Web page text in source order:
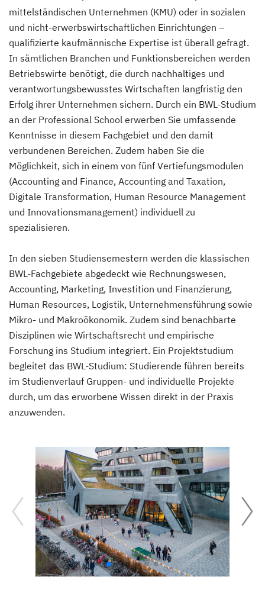
mittelständischen Unternehmen (KMU) oder in sozialen
und nicht-erwerbswirtschaftlichen Einrichtungen –
qualifizierte kaufmännische Expertise ist überall gefragt.
In sämtlichen Branchen und Funktionsbereichen werden
Betriebswirte benötigt, die durch nachhaltiges und
verantwortungsbewusstes Wirtschaften langfristig den
Erfolg ihrer Unternehmen sichern. Durch ein BWL-Studium
an der Professional School erwerben Sie umfassende
Kenntnisse in diesem Fachgebiet und den damit
verbundenen Bereichen. Zudem haben Sie die
Möglichkeit, sich in einem von fünf Vertiefungsmodulen
(Accounting and Finance, Accounting and Taxation,
Digitale Transformation, Human Resource Management
und Innovationsmanagement) individuell zu
spezialisieren.
In den sieben Studiensemestern werden die klassischen
BWL-Fachgebiete abgedeckt wie Rechnungswesen,
Accounting, Marketing, Investition und Finanzierung,
Human Resources, Logistik, Unternehmensführung sowie
Mikro- und Makroökonomik. Zudem sind benachbarte
Disziplinen wie Wirtschaftsrecht und empirische
Forschung ins Studium integriert. Ein Projektstudium
begleitet das BWL-Studium: Studierende führen bereits
im Studienverlauf Gruppen- und individuelle Projekte
durch, um das erworbene Wissen direkt in der Praxis
anzuwenden.